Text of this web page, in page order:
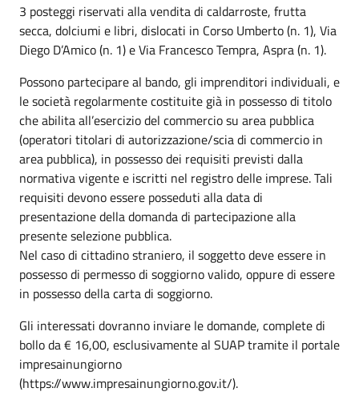
3 posteggi riservati alla vendita di caldarroste, frutta
secca, dolciumi e libri, dislocati in Corso Umberto (n. 1), Via
Diego D’Amico (n. 1) e Via Francesco Tempra, Aspra (n. 1).
Possono partecipare al bando, gli imprenditori individuali, e
le società regolarmente costituite già in possesso di titolo
che abilita all’esercizio del commercio su area pubblica
(operatori titolari di autorizzazione/scia di commercio in
area pubblica), in possesso dei requisiti previsti dalla
normativa vigente e iscritti nel registro delle imprese. Tali
requisiti devono essere posseduti alla data di
presentazione della domanda di partecipazione alla
presente selezione pubblica.
Nel caso di cittadino straniero, il soggetto deve essere in
possesso di permesso di soggiorno valido, oppure di essere
in possesso della carta di soggiorno.
Gli interessati dovranno inviare le domande, complete di
bollo da € 16,00, esclusivamente al SUAP tramite il portale
impresainungiorno
(https://www.impresainungiorno.gov.it/).